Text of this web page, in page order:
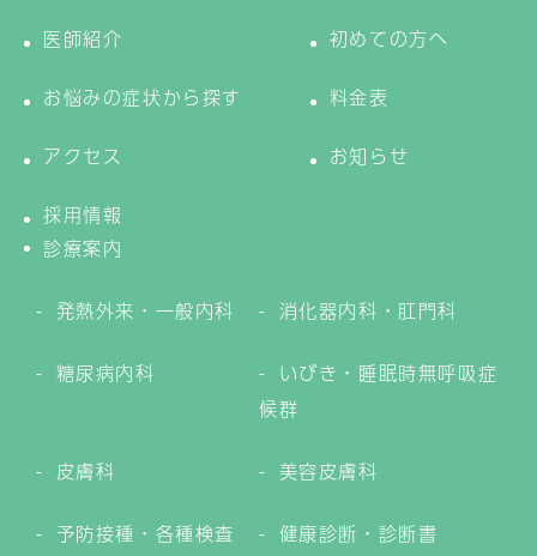
医師紹介 初めての方へ
お悩みの症状から探す 料金表
アクセス お知らせ
採用情報
診療案内
発熱外来・一般内科 消化器内科・肛門科
糖尿病内科
いびき・睡眠時無呼吸症
候群
皮膚科 美容皮膚科
予防接種・各種検査
健康診断・診断書